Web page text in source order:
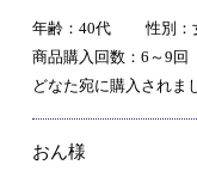
年齢：40代
性別：
商品購入回数：6～9回
どなた宛に購入されま
おん様